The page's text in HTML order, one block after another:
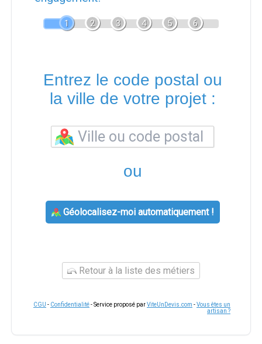
1 2 3 4 5 6
Entrez le code postal ou
la ville de votre projet :
ou
Géolocalisez-moi automatiquement !
Retour à la liste des métiers
CGU - Confidentialité- Service proposé parViteUnDevis.com -Vous êtes un
artisan ?